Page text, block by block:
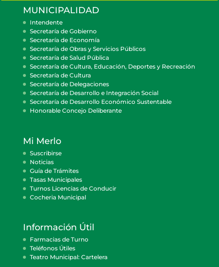
MUNICIPALIDAD
Intendente
Secretaría de Gobierno
Secretaría de Economía
Secretaría de Obras y Servicios Públicos
Secretaría de Salud Pública
Secretaría de Cultura, Educación, Deportes y Recreación
Secretaría de Cultura
Secretaría de Delegaciones
Secretaría de Desarrollo e Integración Social
Secretaría de Desarrollo Económico Sustentable
Honorable Concejo Deliberante
Mi Merlo
Suscribirse
Noticias
Guía de Trámites
Tasas Municipales
Turnos Licencias de Conducir
Cocheria Municipal
Información Útil
Farmacias de Turno
Teléfonos Útiles
Teatro Municipal: Cartelera